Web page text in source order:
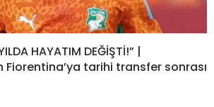
HAYATIM DEĞİŞTİ!” |
Fiorentina’ya tarihi transfer sonrası